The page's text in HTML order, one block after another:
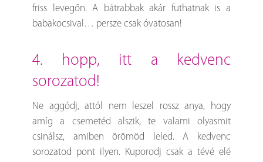
friss levegőn. A bátrabbak akár futhatnak is a
babakocsival… persze csak óvatosan!
4. hopp, itt a kedvenc
sorozatod!
Ne aggódj, attól nem leszel rossz anya, hogy
amíg a csemetéd alszik, te valami olyasmit
csinálsz, amiben örömöd leled. A kedvenc
sorozatod pont ilyen. Kuporodj csak a tévé elé